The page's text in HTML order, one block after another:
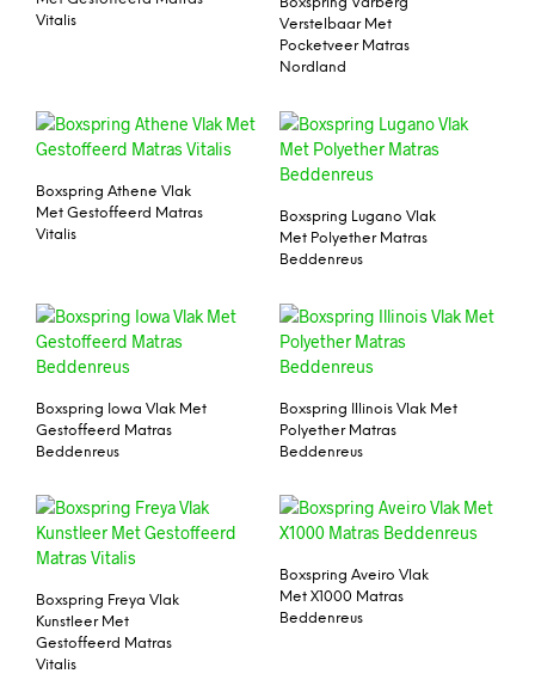
Vitalis
Verstelbaar Met
Pocketveer Matras
Nordland
Boxspring Athene Vlak
Met Gestoffeerd Matras
Vitalis
Boxspring Lugano Vlak
Met Polyether Matras
Beddenreus
Boxspring Iowa Vlak Met
Gestoffeerd Matras
Beddenreus
Boxspring Illinois Vlak Met
Polyether Matras
Beddenreus
Boxspring Freya Vlak
Kunstleer Met
Gestoffeerd Matras
Vitalis
Boxspring Aveiro Vlak
Met X1000 Matras
Beddenreus